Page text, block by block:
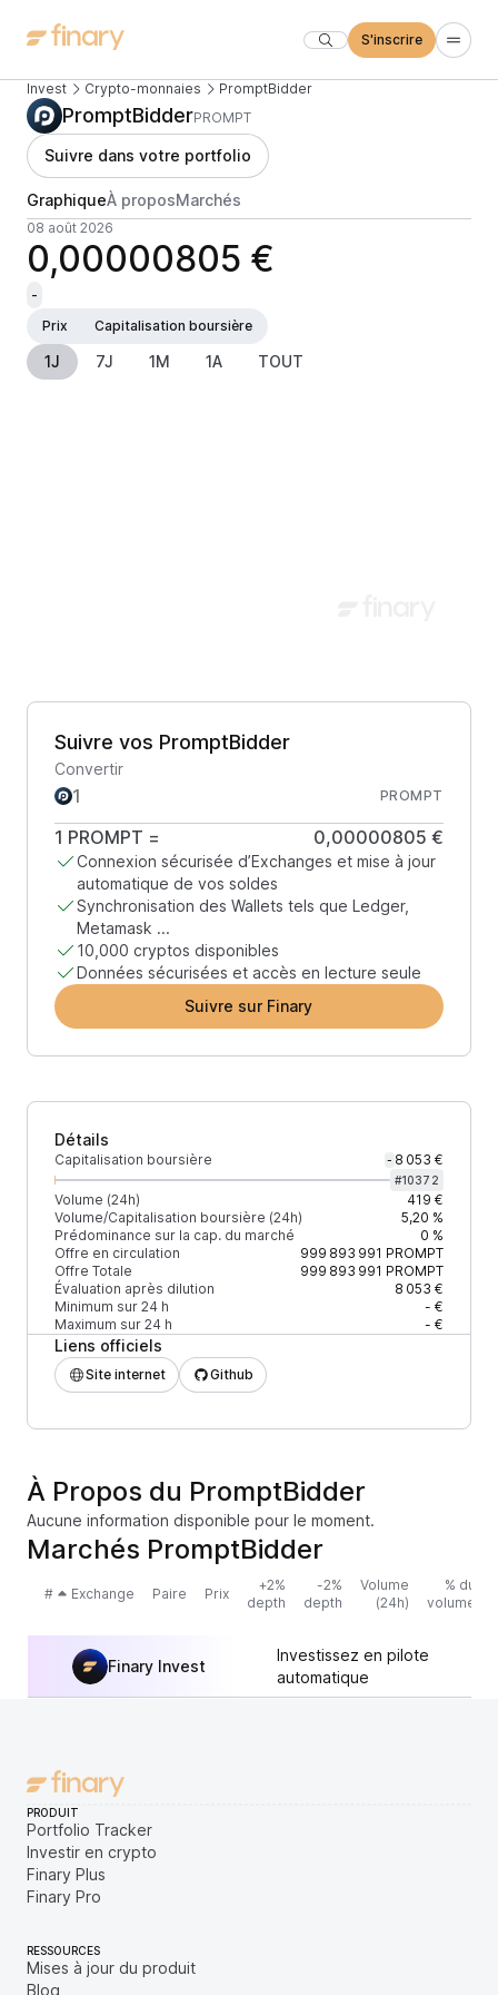
S'inscrire
Invest Crypto-monnaies PromptBidder
PromptBidderPROMPT
Suivre dans votre portfolio
GraphiqueÀ proposMarchés
08 août 2026
0,00000805 €
-
Prix
Capitalisation boursière
1J 7J 1M 1A TOUT
Suivre vos PromptBidder
Convertir
PROMPT
1 PROMPT = 0,00000805 €
Connexion sécurisée d’Exchanges et mise à jour
automatique de vos soldes
Synchronisation des Wallets tels que Ledger,
Metamask ...
10,000 cryptos disponibles
Données sécurisées et accès en lecture seule
Suivre sur Finary
Détails
Capitalisation boursière - 8 053 €
#10372
Volume (24h)
419 €
Volume/Capitalisation boursière (24h)
5,20 %
Prédominance sur la cap. du marché
0 %
Offre en circulation
999 893 991 PROMPT
Offre Totale
999 893 991 PROMPT
Évaluation après dilution
8 053 €
Minimum sur 24 h
- €
Maximum sur 24 h
- €
Liens officiels
Site internet Github
À Propos du PromptBidder
Aucune information disponible pour le moment.
Marchés PromptBidder
# Exchange Paire Prix
+2%
depth
-2%
depth
Volume
(24h)
% du
volume
Finary Invest
Investissez en pilote
automatique
PRODUIT
Portfolio Tracker
Investir en crypto
Finary Plus
Finary Pro
RESSOURCES
Mises à jour du produit
Blog